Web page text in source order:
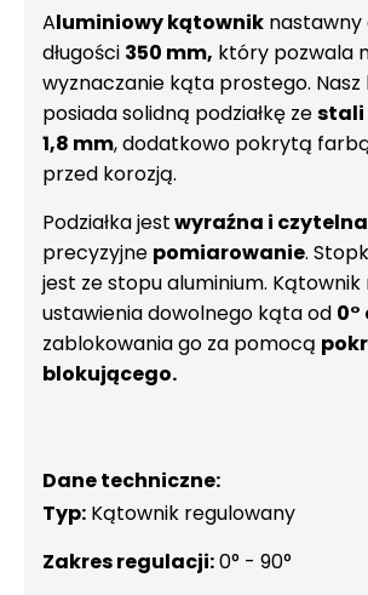
Aluminiowy kątownik nastawny
długości 350 mm, który pozwala
wyznaczanie kąta prostego.
posiada solidną podziałkę zestali
1,8 mm, dodatkowo pokrytą
przed korozją.
Podziałka jestwyraźna i czytelna
precyzyjne pomiarowanie.
jest ze stopu aluminium.
ustawienia dowolnego kąta od 0°
zablokowania go za pomocą
blokującego.
Dane techniczne:
Typ: Kątownik regulowany
Zakres regulacji:0° - 90°